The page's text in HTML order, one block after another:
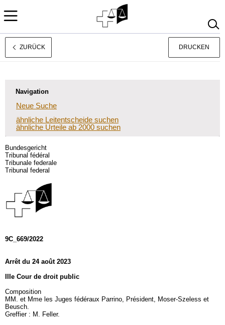
Français
ZURÜCK DRUCKEN
Navigation
Neue Suche
ähnliche Leitentscheide suchen
ähnliche Urteile ab 2000 suchen
Bundesgericht
Tribunal fédéral
Tribunale federale
Tribunal federal
9C_669/2022
Arrêt du 24 août 2023
IIIe Cour de droit public
Composition
MM. et Mme les Juges fédéraux Parrino, Président, Moser-Szeless et
Beusch.
Greffier : M. Feller.